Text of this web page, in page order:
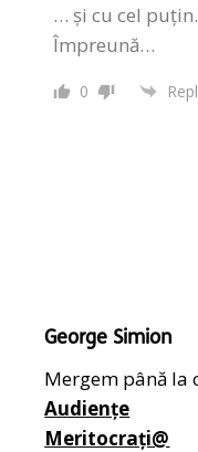
… și cu cel
Împreună…
0
George Simion
Mergem până la
Audiențe
Meritocrați@